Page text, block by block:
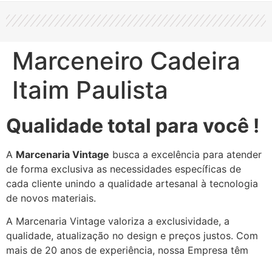
Marceneiro Cadeira
Itaim Paulista
Qualidade total para você !
A Marcenaria Vintage busca a excelência para atender
de forma exclusiva as necessidades específicas de
cada cliente unindo a qualidade artesanal à tecnologia
de novos materiais.
A Marcenaria Vintage valoriza a exclusividade, a
qualidade, atualização no design e preços justos. Com
mais de 20 anos de experiência, nossa Empresa têm